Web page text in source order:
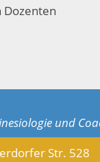
und
Str. 528